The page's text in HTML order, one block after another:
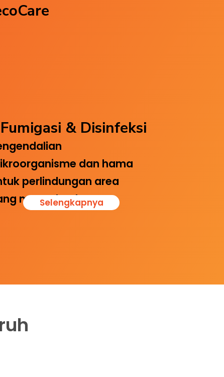
Fumigasi & Disinfeksi
dan hama
perlindungan area
menyeluruh.
Selengkapnya